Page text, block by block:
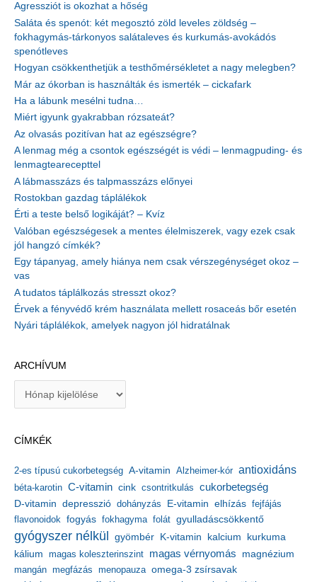
Agressziót is okozhat a hőség
Saláta és spenót: két megosztó zöld leveles zöldség –
fokhagymás-tárkonyos salátaleves és kurkumás-avokádós
spenótleves
Hogyan csökkenthetjük a testhőmérsékletet a nagy melegben?
Már az ókorban is használták és ismerték – cickafark
Ha a lábunk mesélni tudna…
Miért igyunk gyakrabban rózsateát?
Az olvasás pozitívan hat az egészségre?
A lenmag még a csontok egészségét is védi – lenmagpuding- és
lenmagtearecepttel
A lábmasszázs és talpmasszázs előnyei
Rostokban gazdag táplálékok
Érti a teste belső logikáját? – Kvíz
Valóban egészségesek a mentes élelmiszerek, vagy ezek csak
jól hangzó címkék?
Egy tápanyag, amely hiánya nem csak vérszegénységet okoz –
vas
A tudatos táplálkozás stresszt okoz?
Érvek a fényvédő krém használata mellett rosaceás bőr esetén
Nyári táplálékok, amelyek nagyon jól hidratálnak
ARCHÍVUM
í
u
m
CÍMKÉK
2-es típusú cukorbetegség A-vitamin Alzheimer-kór antioxidáns
béta-karotin C-vitamin cink csontritkulás cukorbetegség
D-vitamin depresszió dohányzás E-vitamin elhízás fejfájás
flavonoidok fogyás fokhagyma folát gyulladáscsökkentő
gyógyszer nélkül gyömbér K-vitamin kalcium kurkuma
kálium magas koleszterinszint magas vérnyomás magnézium
mangán megfázás menopauza omega-3 zsírsavak